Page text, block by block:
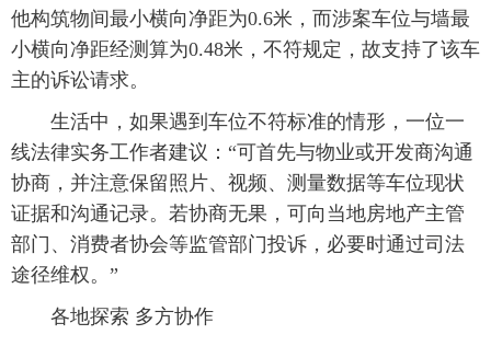
他构筑物间最小横向净距为0.6米，而涉案车位与墙最
小横向净距经测算为0.48米，不符规定，故支持了该车
主的诉讼请求。
生活中，如果遇到车位不符标准的情形，一位一
线法律实务工作者建议：“可首先与物业或开发商沟通
协商，并注意保留照片、视频、测量数据等车位现状
证据和沟通记录。若协商无果，可向当地房地产主管
部门、消费者协会等监管部门投诉，必要时通过司法
途径维权。”
各地探索 多方协作